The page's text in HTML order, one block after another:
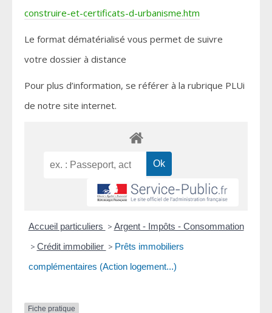
construire-et-certificats-d-urbanisme.htm
Le format dématérialisé vous permet de suivre
votre dossier à distance
Pour plus d’information, se référer à la rubrique PLUi
de notre site internet.
Accueil particuliers > Argent - Impôts - Consommation
> Crédit immobilier > Prêts immobiliers
complémentaires (Action logement...)
Fiche pratique